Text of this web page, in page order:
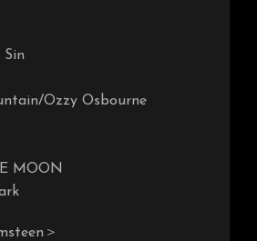
Ozzy Osbourne
MOON
＞